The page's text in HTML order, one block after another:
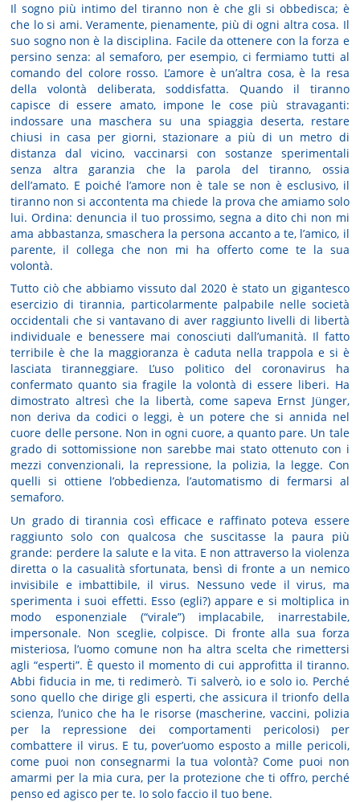
Il sogno più intimo del tiranno non è che gli si obbedisca; è
che lo si ami. Veramente, pienamente, più di ogni altra cosa. Il
suo sogno non è la disciplina. Facile da ottenere con la forza e
persino senza: al semaforo, per esempio, ci fermiamo tutti al
comando del colore rosso. L’amore è un’altra cosa, è la resa
della volontà deliberata, soddisfatta. Quando il tiranno
capisce di essere amato, impone le cose più stravaganti:
indossare una maschera su una spiaggia deserta, restare
chiusi in casa per giorni, stazionare a più di un metro di
distanza dal vicino, vaccinarsi con sostanze sperimentali
senza altra garanzia che la parola del tiranno, ossia
dell’amato. E poiché l’amore non è tale se non è esclusivo, il
tiranno non si accontenta ma chiede la prova che amiamo solo
lui. Ordina: denuncia il tuo prossimo, segna a dito chi non mi
ama abbastanza, smaschera la persona accanto a te, l’amico, il
parente, il collega che non mi ha offerto come te la sua
volontà.
Tutto ciò che abbiamo vissuto dal 2020 è stato un gigantesco
esercizio di tirannia, particolarmente palpabile nelle società
occidentali che si vantavano di aver raggiunto livelli di libertà
individuale e benessere mai conosciuti dall’umanità. Il fatto
terribile è che la maggioranza è caduta nella trappola e si è
lasciata tiranneggiare. L’uso politico del coronavirus ha
confermato quanto sia fragile la volontà di essere liberi. Ha
dimostrato altresì che la libertà, come sapeva Ernst Jünger,
non deriva da codici o leggi, è un potere che si annida nel
cuore delle persone. Non in ogni cuore, a quanto pare. Un tale
grado di sottomissione non sarebbe mai stato ottenuto con i
mezzi convenzionali, la repressione, la polizia, la legge. Con
quelli si ottiene l’obbedienza, l’automatismo di fermarsi al
semaforo.
Un grado di tirannia così efficace e raffinato poteva essere
raggiunto solo con qualcosa che suscitasse la paura più
grande: perdere la salute e la vita. E non attraverso la violenza
diretta o la casualità sfortunata, bensì di fronte a un nemico
invisibile e imbattibile, il virus. Nessuno vede il virus, ma
sperimenta i suoi effetti. Esso (egli?) appare e si moltiplica in
modo esponenziale (“virale”) implacabile, inarrestabile,
impersonale. Non sceglie, colpisce. Di fronte alla sua forza
misteriosa, l’uomo comune non ha altra scelta che rimettersi
agli “esperti”. È questo il momento di cui approfitta il tiranno.
Abbi fiducia in me, ti redimerò. Ti salverò, io e solo io. Perché
sono quello che dirige gli esperti, che assicura il trionfo della
scienza, l’unico che ha le risorse (mascherine, vaccini, polizia
per la repressione dei comportamenti pericolosi) per
combattere il virus. E tu, pover’uomo esposto a mille pericoli,
come puoi non consegnarmi la tua volontà? Come puoi non
amarmi per la mia cura, per la protezione che ti offro, perché
penso ed agisco per te. Io solo faccio il tuo bene.